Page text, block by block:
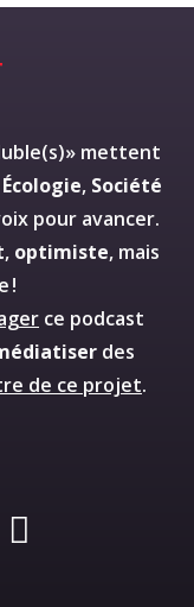
mettent
Écologie, Société
pour avancer.
, optimiste, mais
!
ce podcast
des
de ce projet.